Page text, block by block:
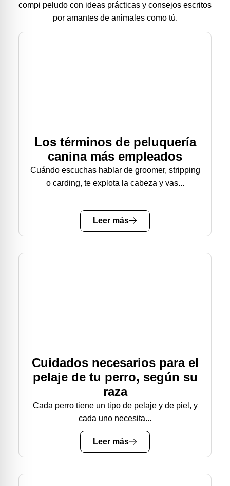
compi peludo con ideas prácticas y consejos escritos
por amantes de animales como tú.
Los términos de peluquería
canina más empleados
Cuándo escuchas hablar de groomer, stripping
o carding, te explota la cabeza y vas...
Leer más
Cuidados necesarios para el
pelaje de tu perro, según su
raza
Cada perro tiene un tipo de pelaje y de piel, y
cada uno necesita...
Leer más